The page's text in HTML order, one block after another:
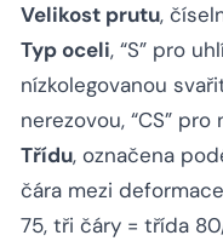
Velikost prutu,
Typ oceli, “S” pro
nízkolegovanou
nerezovou, “CS”
Třídu, označena
čára mezi
75, tři čáry = třída